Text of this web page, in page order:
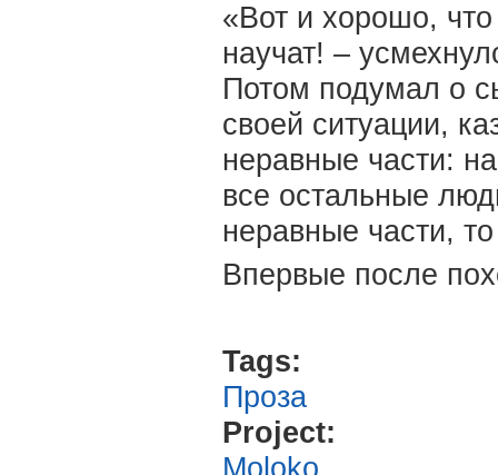
«Вот и хорошо,
научат! –
Потом подумал о
своей ситуации,
неравные части:
все остальные
неравные части,
Впервые после
Tags:
Проза
Project: